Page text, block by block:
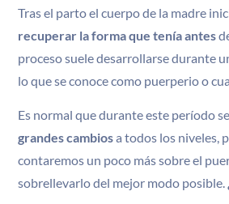
Tras el parto el cuerpo de la madre
recuperar la forma que tenía antes
proceso suele desarrollarse durante
lo que se conoce como puerperio o
Es normal que durante este período
grandes cambiosa todos los niveles,
contaremos un poco más sobre el
sobrellevarlo del mejor modo posible.